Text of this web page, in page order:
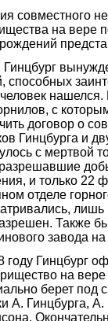
совместного
на вере
Гинцбург
способных
с
договор о
Гинцбурга и
с мертвой
и только 22
отделе
Также
завода
году Гинцбург
на
берет под
А. Гинцбурга,